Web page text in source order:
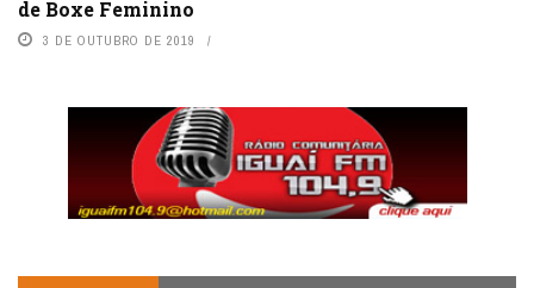
de Boxe Feminino
3 DE OUTUBRO DE 2019